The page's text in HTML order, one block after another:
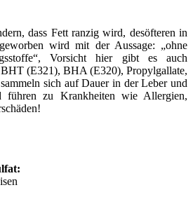
dass Fett ranzig wird, desöfteren in
wird mit der Aussage: „ohne
Vorsicht hier gibt es auch
(E321), BHA (E320), Propylgallate,
sich auf Dauer in der Leber und
führen zu Krankheiten wie Allergien,